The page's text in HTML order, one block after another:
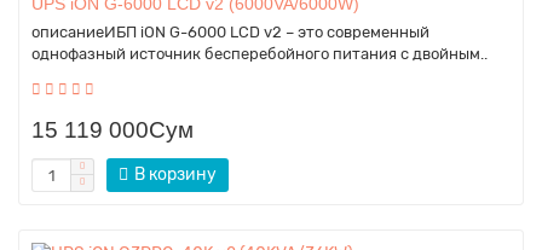
описаниеИБП iON G-6000 LCD v2 – это современный
однофазный источник бесперебойного питания с двойным..
15 119 000Сум
В корзину